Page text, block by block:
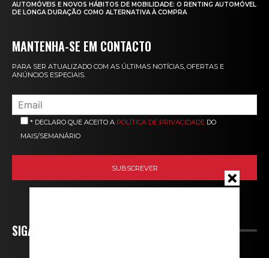
AUTOMÓVEIS E NOVOS HÁBITOS DE MOBILIDADE: O RENTING AUTOMÓVEL
DE LONGA DURAÇÃO COMO ALTERNATIVA À COMPRA
MANTENHA-SE EM CONTACTO
PARA SER ATUALIZADO COM AS ÚLTIMAS NOTÍCIAS, OFERTAS E
ANÚNCIOS ESPECIAIS.
* DECLARO QUE ACEITO A POLÍTICA DE PRIVACIDADE DO
MAIS/SEMANÁRIO
SIGA-NOS